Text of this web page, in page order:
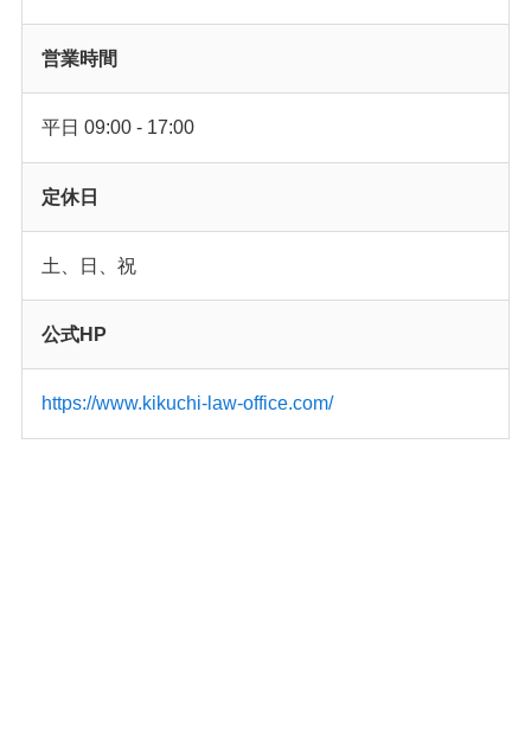
営業時間
平日 09:00 - 17:00
定休日
土、日、祝
公式HP
https://www.kikuchi-law-office.com/